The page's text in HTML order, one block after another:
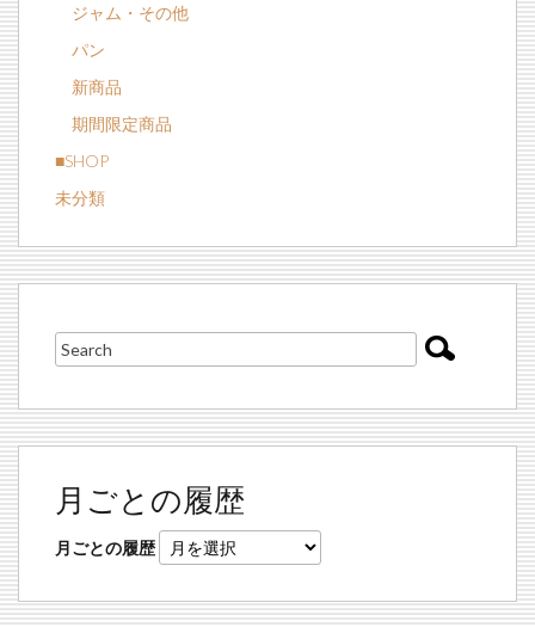
ジャム・その他
パン
新商品
期間限定商品
■SHOP
未分類
月ごとの履歴
月ごとの履歴